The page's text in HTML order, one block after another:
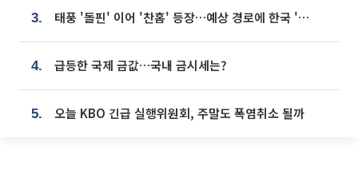
3. 태풍 '돌핀' 이어 '찬홈' 등장…예상 경로에 한국 '한숨'
4. 급등한 국제 금값…국내 금시세는?
5. 오늘 KBO 긴급 실행위원회, 주말도 폭염취소 될까